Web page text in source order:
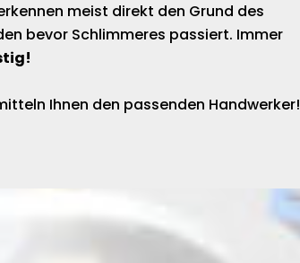
meist direkt den Grund des
bevor Schlimmeres passiert. Immer
Ihnen den passenden Handwerker!